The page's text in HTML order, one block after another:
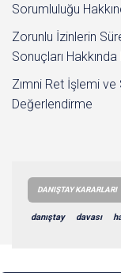
Sorumluluğu
Zorunlu İzinlerin
Sonuçları Hakkında
Zımni Ret İşlemi ve
Değerlendirme
DANIŞTAY KARARLARI
danıştay davası